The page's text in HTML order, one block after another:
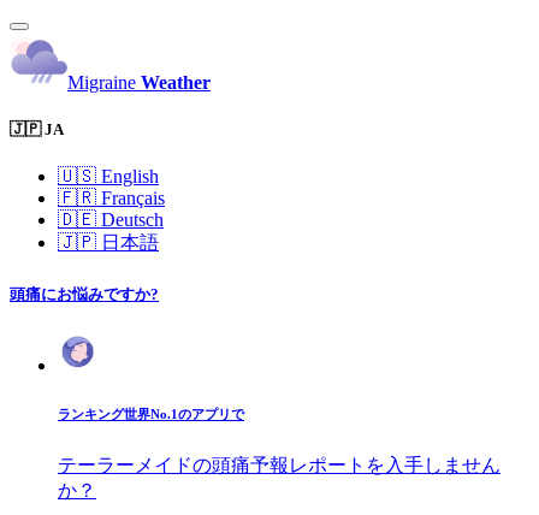
Migraine Weather
🇯🇵 JA
🇺🇸 English
🇫🇷 Français
🇩🇪 Deutsch
🇯🇵 日本語
頭痛にお悩みですか?
ランキング世界No.1のアプリで
テーラーメイドの頭痛予報レポートを入手しません
か？